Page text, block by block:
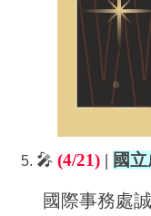
5. 🎤 (4/21) | 國
國際事務處